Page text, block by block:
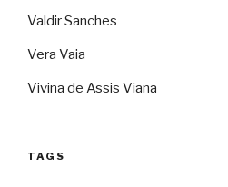
Valdir Sanches
Vera Vaia
Vivina de Assis Viana
TAGS